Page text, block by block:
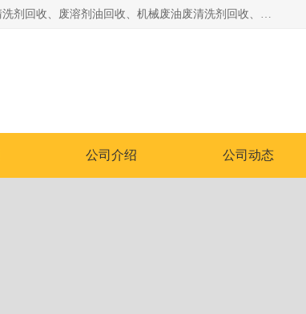
东莞市大岭山莞峰清洗剂经营部拥有的回收加工设备，大量废油回收、废清洗剂回收、废溶剂油回收、机械废油废清洗剂回收、废碳氢回收、碳氢液压油回收、碳氢二氯回收等废清洗剂处理；我们只是提供废旧化工原料的循环使用存放点，执行正规的存放，有正规的回收资质处理。同时我们公司批发零售回收级清洗剂，脱模油再生基础油，质量保证。
公司介绍 公司动态